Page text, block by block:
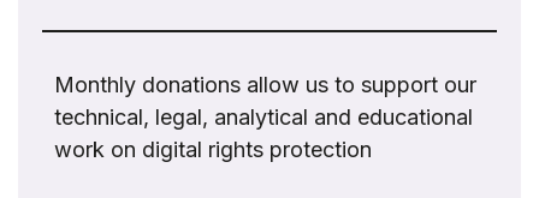
Monthly donations allow us to support our
technical, legal, analytical and educational
work on digital rights protection